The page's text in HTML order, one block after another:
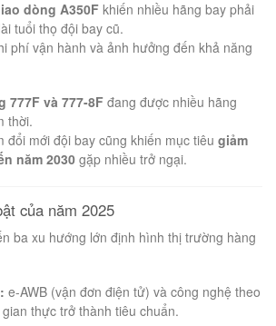
dòng A350F khiến nhiều hãng bay phải
tuổi thọ đội bay cũ.
phí vận hành và ảnh hưởng đến khả năng
777F và 777-8Fđang được nhiều hãng
thời.
đổi mới đội bay cũng khiến mục tiêu giảm
năm 2030 gặp nhiều trở ngại.
của năm 2025
ba xu hướng lớn định hình thị trường hàng
e-AWB (vận đơn điện tử) và công nghệ theo
thực trở thành tiêu chuẩn.